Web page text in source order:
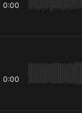
0:00
0:00